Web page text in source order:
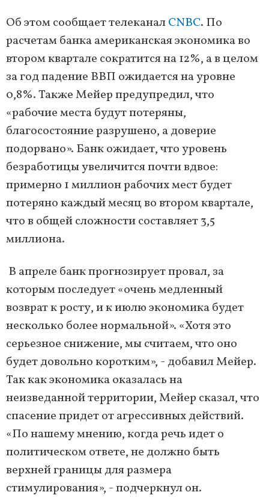
Об этом сообщает телеканалCNBC. По
расчетам банка американская экономика во
втором квартале сократится на 12%, а в целом
за год падение ВВП ожидается на уровне
0,8%. Также Мейер предупредил, что
«рабочие места будут потеряны,
благосостояние разрушено, а доверие
подорвано». Банк ожидает, что уровень
безработицы увеличится почти вдвое:
примерно 1 миллион рабочих мест будет
потеряно каждый месяц во втором квартале,
что в общей сложности составляет 3,5
миллиона.
В апреле банк прогнозирует провал, за
которым последует «очень медленный
возврат к росту, и к июлю экономика будет
несколько более нормальной». «Хотя это
серьезное снижение, мы считаем, что оно
будет довольно коротким», - добавил Мейер.
Так как экономика оказалась на
неизведанной территории, Мейер сказал, что
спасение придет от агрессивных действий.
«По нашему мнению, когда речь идет о
политическом ответе, не должно быть
верхней границы для размера
стимулирования», - подчеркнул он.